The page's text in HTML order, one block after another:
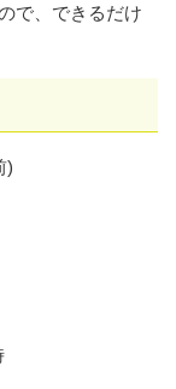
で、できるだけ
)